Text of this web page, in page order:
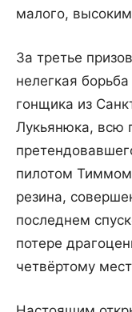
малого,
За третье
нелегкая
гонщика из
Лукьянюка, всю
пилотом
резина,
последнем
потере
четвёртому